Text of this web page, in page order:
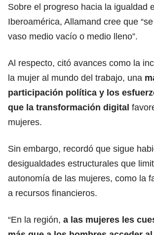
Sobre el progreso hacia la igualdad
Iberoamérica, Allamand cree que
vaso medio vacío o medio lleno”.
Al respecto, citó avances como la
la mujer al mundo del trabajo, una
participación política y los
que la transformación digital
mujeres.
Sin embargo, recordó que sigue
desigualdades estructurales que
autonomía de las mujeres, como la
a recursos financieros.
“En la región, a las mujeres les